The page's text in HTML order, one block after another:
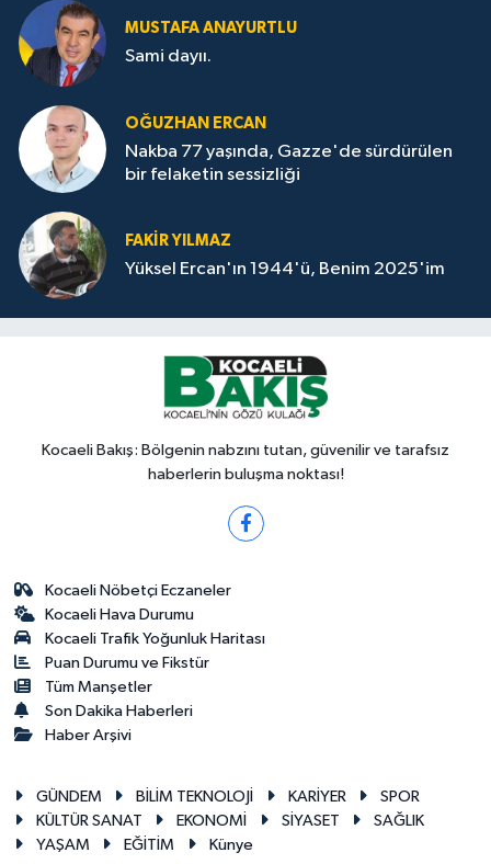
MUSTAFA ANAYURTLU
Sami dayıı.
OĞUZHAN ERCAN
Nakba 77 yaşında, Gazze'de sürdürülen
bir felaketin sessizliği
FAKİR YILMAZ
Yüksel Ercan'ın 1944'ü, Benim 2025'im
Kocaeli Bakış: Bölgenin nabzını tutan, güvenilir ve tarafsız
haberlerin buluşma noktası!
Kocaeli Nöbetçi Eczaneler
Kocaeli Hava Durumu
Kocaeli Trafik Yoğunluk Haritası
Puan Durumu ve Fikstür
Tüm Manşetler
Son Dakika Haberleri
Haber Arşivi
GÜNDEM BİLİM TEKNOLOJİ KARİYER
SPOR
KÜLTÜR SANAT
EKONOMİ SİYASET
SAĞLIK
YAŞAM
EĞİTİM Künye